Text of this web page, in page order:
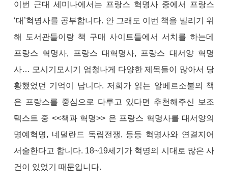
이번 근대 세미나에서는 프랑스 혁명사 중에서 프랑스
‘대’혁명사를 공부합니다. 안 그래도 이번 책을 빌리기 위
해 도서관들이랑 책 구매 사이트들에서 서치를 하는데
프랑스 혁명사, 프랑스 대혁명사, 프랑스 대서양 혁명
사… 모시기모시기 엄청나게 다양한 제목들이 많아서 당
황했었던 기억이 납니다. 저희가 읽는 알베르소불의 책
은 프랑스를 중심으로 다루고 있다면 추천해주신 보조
텍스트 중 <<책과 혁명>> 은 프랑스 혁명사를 대서양의
명예혁명, 네덜란드 독립전쟁, 등등 혁명사와 연결지어
서술한다고 합니다. 18~19세기가 혁명의 시대로 많은 사
건이 있었기 때문입니다.